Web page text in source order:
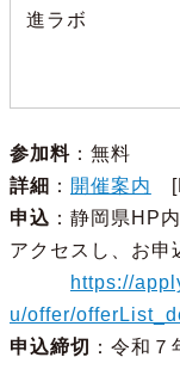
進ラボ
参加料：無料
詳細 ： 開催案内
申込 ：静岡県HP
アクセスし、お申
https://
u/offer/
申込締切 ：令和